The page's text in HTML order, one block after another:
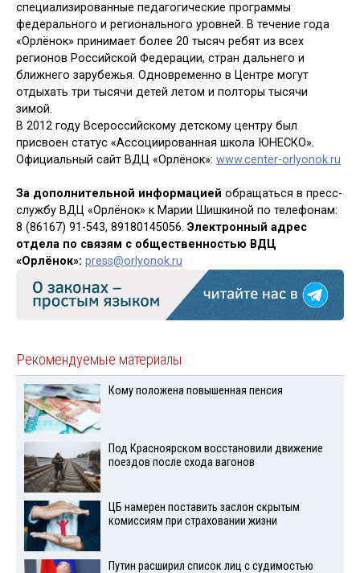
специализированные педагогические программы
федерального и регионального уровней. В течение года
«Орлёнок» принимает более 20 тысяч ребят из всех
регионов Российской Федерации, стран дальнего и
ближнего зарубежья. Одновременно в Центре могут
отдыхать три тысячи детей летом и полторы тысячи
зимой.
В 2012 году Всероссийскому детскому центру был
присвоен статус «Ассоциированная школа ЮНЕСКО».
Официальный сайт ВДЦ «Орлёнок»: www.сenter-orlyonok.ru
За дополнительной информацией обращаться в пресс-
службу ВДЦ «Орлёнок» к Марии Шишкиной по телефонам:
8 (86167) 91-543, 89180145056. Электронный адрес
отдела по связям с общественностью ВДЦ
«Орлёнок»: press@orlyonok.ru
Рекомендуемые материалы
Кому положена повышенная пенсия
Под Красноярском восстановили движение
поездов после схода вагонов
ЦБ намерен поставить заслон скрытым
комиссиям при страховании жизни
Путин расширил список лиц с судимостью